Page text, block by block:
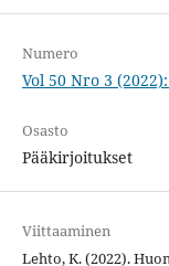
Numero
Vol 50 Nro 3
Osasto
Pääkirjoitukset
Viittaaminen
Lehto, K. (2022).